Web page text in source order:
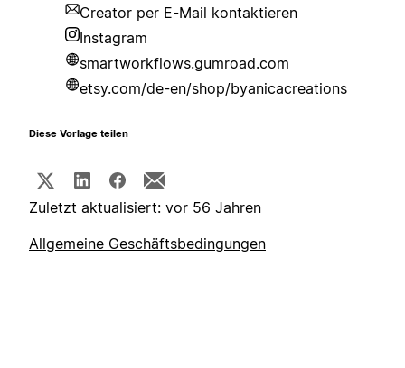
Creator per E-Mail kontaktieren
Instagram
smartworkflows.gumroad.com
etsy.com/de-en/shop/byanicacreations
Diese Vorlage teilen
Zuletzt aktualisiert: vor 56 Jahren
Allgemeine Geschäftsbedingungen